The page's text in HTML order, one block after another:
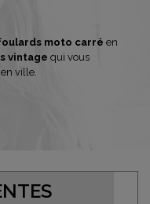
moto carré en
vintage qui vous
ville.